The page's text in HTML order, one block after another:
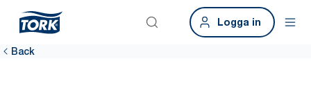
Logga in
Back